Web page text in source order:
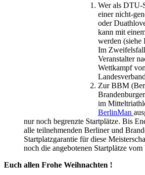
Wer als DTU-
einer nicht-
oder
kann mit
werden
Im
Veranstalter
Wettkampf
Zur BBM
im
BerlinMan
nur noch begrenzte Startplätze. Bis
alle teilnehmenden Berliner und
Startplatzgarantie für diese
noch die angebotenen Startplätze vom
Euch allen Frohe Weihnachten !